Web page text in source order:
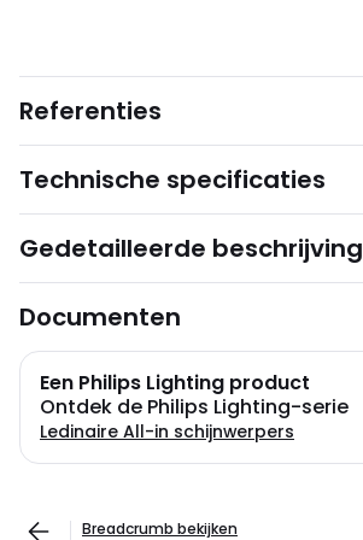
Referenties
Technische specificaties
Gedetailleerde beschrijving
Documenten
Een Philips Lighting product
Ontdek de Philips Lighting-serie
Ledinaire All-in schijnwerpers
Breadcrumb bekijken